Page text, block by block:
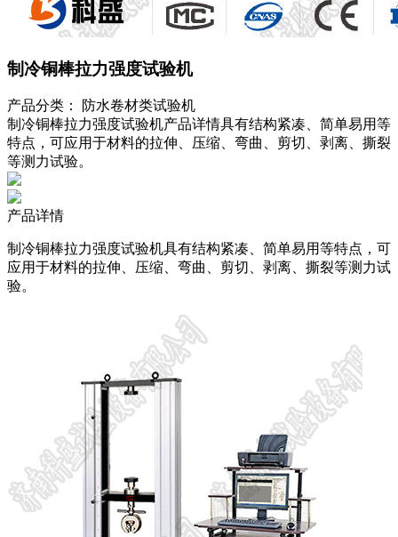
制冷铜棒拉力强度试验机
产品分类：
防水卷材类试验机
制冷铜棒拉力强度试验机产品详情具有结构紧凑、简单易用等
特点，可应用于材料的拉伸、压缩、弯曲、剪切、剥离、撕裂
等测力试验。
产品详情
制冷铜棒拉力强度试验机具有结构紧凑、简单易用等特点，可
应用于材料的拉伸、压缩、弯曲、剪切、剥离、撕裂等测力试
验。